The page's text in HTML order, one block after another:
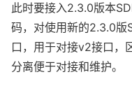
此时要接入2.3.0版本
码，对使用新的2.3.0版
口，用于对接v2接口，
分离便于对接和维护。